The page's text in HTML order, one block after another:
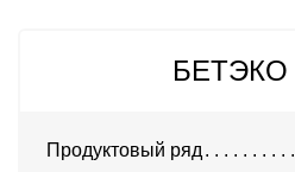
БЕТЭКО
Продуктовый ряд